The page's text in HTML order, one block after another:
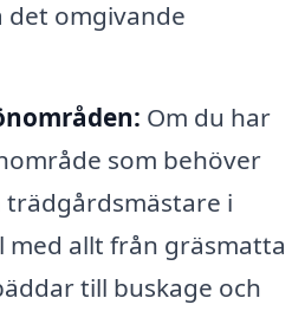
det omgivande
Om du har
som behöver
trädgårdsmästare i
med allt från gräsmatta
till buskage och